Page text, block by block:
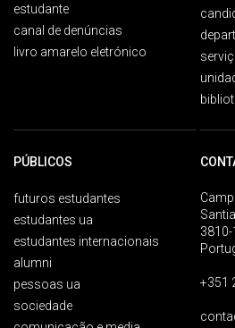
estudante
canal de denúncias
livro amarelo eletrónico
PÚBLICOS
futuros estudantes
estudantes ua
estudantes internacionais
alumni
pessoas ua
sociedade
+351